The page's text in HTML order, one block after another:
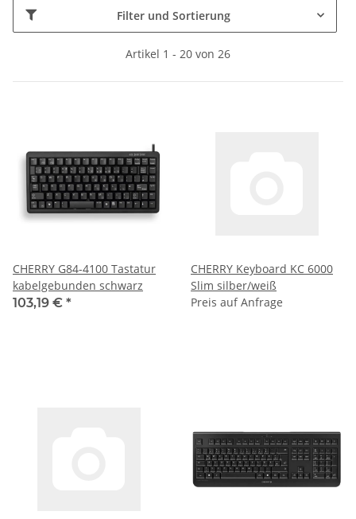
Filter und Sortierung
Artikel 1 - 20 von 26
CHERRY G84-4100 Tastatur
kabelgebunden schwarz
103,19 € *
CHERRY Keyboard KC 6000
Slim silber/weiß
Preis auf Anfrage